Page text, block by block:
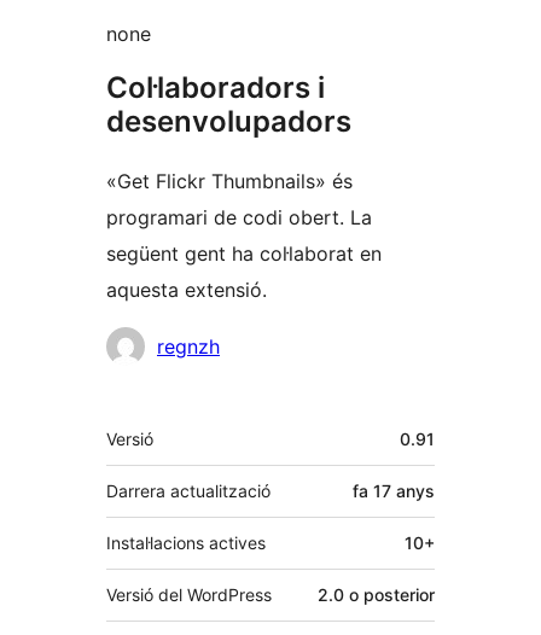
none
Col·laboradors i
desenvolupadors
«Get Flickr Thumbnails» és
programari de codi obert. La
següent gent ha col·laborat en
aquesta extensió.
Col·laboradors
regnzh
Meta
Versió 0.91
Darrera actualització fa 17 anys
Instal·lacions actives 10+
Versió del WordPress 2.0 o posterior